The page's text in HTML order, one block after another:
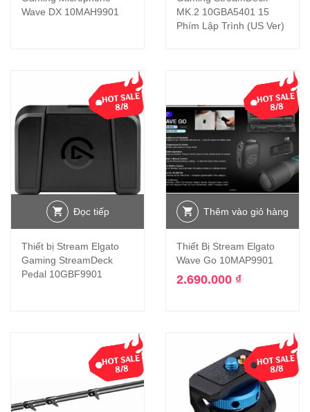
Wave DX 10MAH9901
MK.2 10GBA5401 15
Phím Lập Trình (US Ver)
Đọc tiếp
Thiết bị Stream Elgato
Gaming StreamDeck
Pedal 10GBF9901
Thêm vào giỏ hàng
Thiết Bị Stream Elgato
Wave Go 10MAP9901
2.690.000 ₫